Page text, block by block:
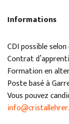
Informations
CDI possible
Contrat
Formation en
Poste basé à
Vous pouvez